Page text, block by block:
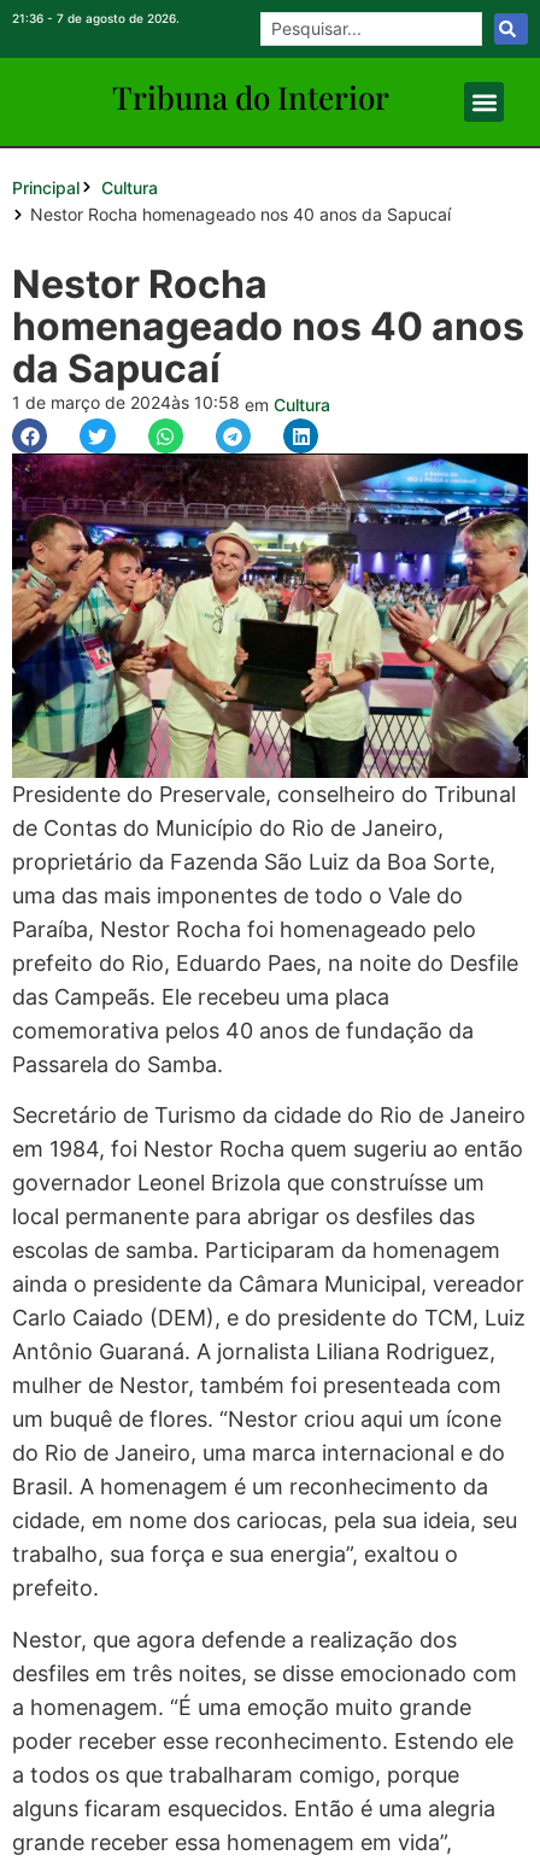
21:36 - 7 de agosto de 2026.
Tribuna do Interior
Principal
Cultura
Nestor Rocha homenageado nos 40 anos da Sapucaí
Nestor Rocha
homenageado nos 40 anos
da Sapucaí
1 de março de 2024às 10:58 em Cultura
Presidente do Preservale, conselheiro do Tribunal
de Contas do Município do Rio de Janeiro,
proprietário da Fazenda São Luiz da Boa Sorte,
uma das mais imponentes de todo o Vale do
Paraíba, Nestor Rocha foi homenageado pelo
prefeito do Rio, Eduardo Paes, na noite do Desfile
das Campeãs. Ele recebeu uma placa
comemorativa pelos 40 anos de fundação da
Passarela do Samba.
Secretário de Turismo da cidade do Rio de Janeiro
em 1984, foi Nestor Rocha quem sugeriu ao então
governador Leonel Brizola que construísse um
local permanente para abrigar os desfiles das
escolas de samba. Participaram da homenagem
ainda o presidente da Câmara Municipal, vereador
Carlo Caiado (DEM), e do presidente do TCM, Luiz
Antônio Guaraná. A jornalista Liliana Rodriguez,
mulher de Nestor, também foi presenteada com
um buquê de flores. “Nestor criou aqui um ícone
do Rio de Janeiro, uma marca internacional e do
Brasil. A homenagem é um reconhecimento da
cidade, em nome dos cariocas, pela sua ideia, seu
trabalho, sua força e sua energia”, exaltou o
prefeito.
Nestor, que agora defende a realização dos
desfiles em três noites, se disse emocionado com
a homenagem. “É uma emoção muito grande
poder receber esse reconhecimento. Estendo ele
a todos os que trabalharam comigo, porque
alguns ficaram esquecidos. Então é uma alegria
grande receber essa homenagem em vida”,